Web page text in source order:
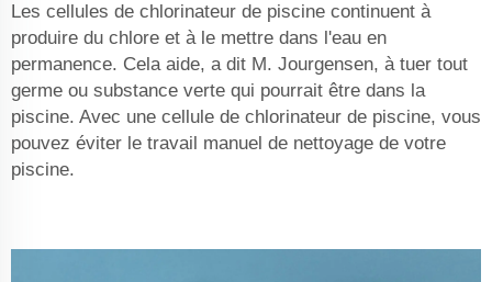
Les cellules de chlorinateur de piscine continuent à
produire du chlore et à le mettre dans l'eau en
permanence. Cela aide, a dit M. Jourgensen, à tuer tout
germe ou substance verte qui pourrait être dans la
piscine. Avec une cellule de chlorinateur de piscine, vous
pouvez éviter le travail manuel de nettoyage de votre
piscine.